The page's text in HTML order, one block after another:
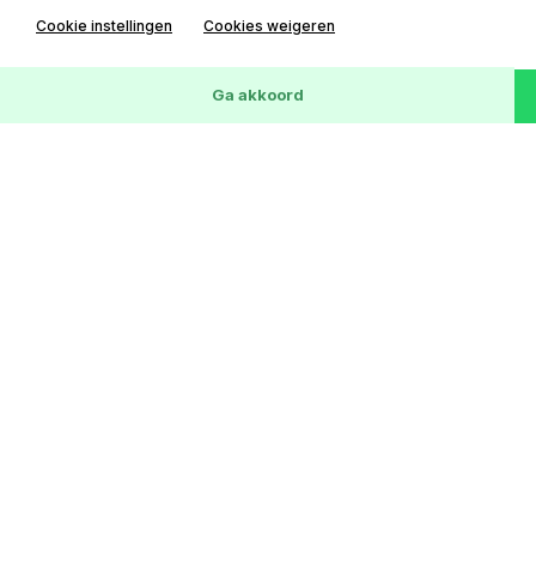
Cookie instellingen Cookies weigeren
Ga akkoord